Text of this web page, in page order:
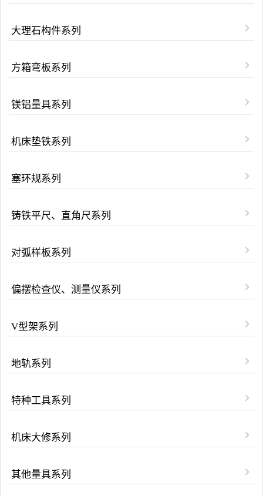
大理石构件系列
方箱弯板系列
镁铝量具系列
机床垫铁系列
塞环规系列
铸铁平尺、直角尺系列
对弧样板系列
偏摆检查仪、测量仪系列
V型架系列
地轨系列
特种工具系列
机床大修系列
其他量具系列